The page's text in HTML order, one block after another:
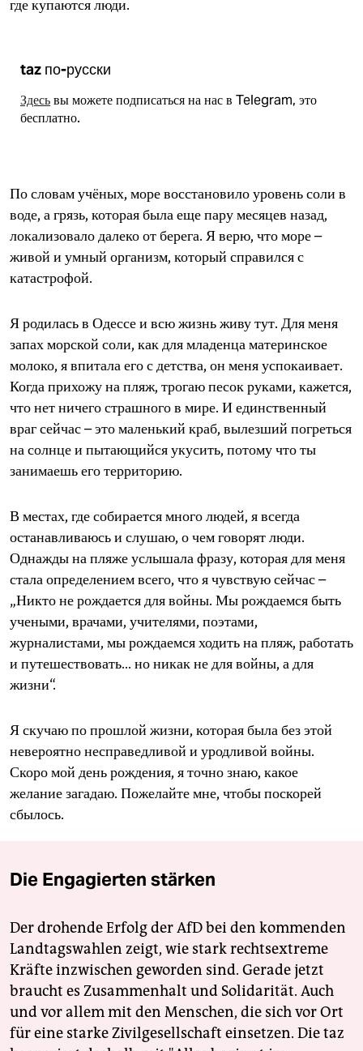
где купаются люди.
taz по-русски
Здесьвы можете подписаться на нас в Telegram, это
бесплатно.
По словам учёных, море восстановило уровень соли в
воде, а грязь, которая была еще пару месяцев назад,
локализовало далеко от берега. Я верю, что море –
живой и умный организм, который справился с
катастрофой.
Я родилась в Одессе и всю жизнь живу тут. Для меня
запах морской соли, как для младенца материнское
молоко, я впитала его с детства, он меня успокаивает.
Когда прихожу на пляж, трогаю песок руками, кажется,
что нет ничего страшного в мире. И единственный
враг сейчас – это маленький краб, вылезший погреться
на солнце и пытающийся укусить, потому что ты
занимаешь его территорию.
В местах, где собирается много людей, я всегда
останавливаюсь и слушаю, о чем говорят люди.
Однажды на пляже услышала фразу, которая для меня
стала определением всего, что я чувствую сейчас –
„Никто не рождается для войны. Мы рождаемся быть
учеными, врачами, учителями, поэтами,
журналистами, мы рождаемся ходить на пляж, работать
и путешествовать… но никак не для войны, а для
жизни“.
Я скучаю по прошлой жизни, которая была без этой
невероятно несправедливой и уродливой войны.
Скоро мой день рождения, я точно знаю, какое
желание загадаю. Пожелайте мне, чтобы поскорей
сбылось.
Die Engagierten stärken
Der drohende Erfolg der AfD bei den kommenden
Landtagswahlen zeigt, wie stark rechtsextreme
Kräfte inzwischen geworden sind. Gerade jetzt
braucht es Zusammenhalt und Solidarität. Auch
und vor allem mit den Menschen, die sich vor Ort
für eine starke Zivilgesellschaft einsetzen. Die taz